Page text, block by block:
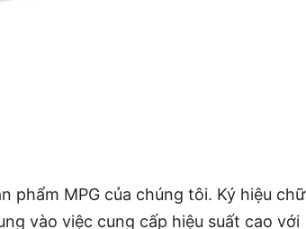
phẩm MPG của chúng tôi. Ký hiệu chữ
vào việc cung cấp hiệu suất cao với